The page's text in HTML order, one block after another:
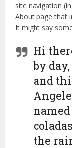
site navigation
About page that
It might say
Hi
by
and
the